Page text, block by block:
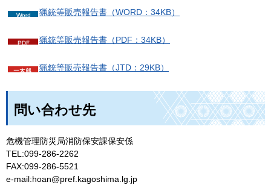
猟銃等販売報告書（WORD：34KB）
猟銃等販売報告書（PDF：34KB）
猟銃等販売報告書（JTD：29KB）
問い合わせ先
危機管理防災局消防保安課保安係
TEL:099-286-2262
FAX:099-286-5521
e-mail:hoan@pref.kagoshima.lg.jp